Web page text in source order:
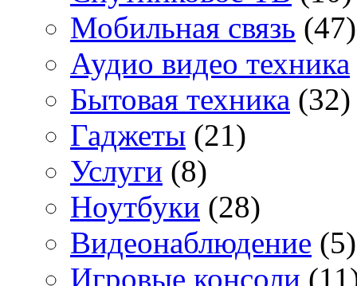
Мобильная связь (47)
Аудио видео техника
Бытовая техника (32)
Гаджеты (21)
Услуги (8)
Ноутбуки (28)
Видеонаблюдение (5)
Игровые консоли